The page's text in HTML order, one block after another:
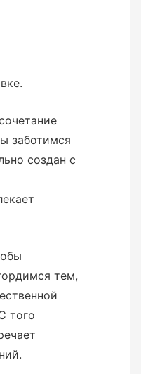
заботимся
создан с
тем,
того